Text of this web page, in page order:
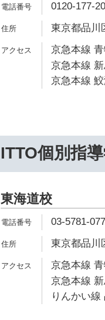
0120-177-
東京都品川
京急本線
京急本線
京急本線
ITTO個別指
東海道校
03-5781-
東京都品川
京急本線
京急本線
りんかい線